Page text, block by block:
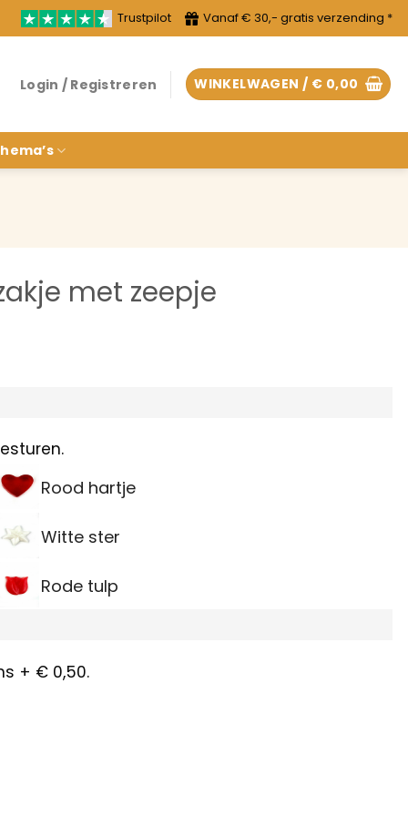
Trustpilot Vanaf € 30,- gratis verzending *
Login / Registreren WINKELWAGEN / € 0,00
met zeepje
Rood hartje
Witte ster
Rode tulp
+ € 0,50.